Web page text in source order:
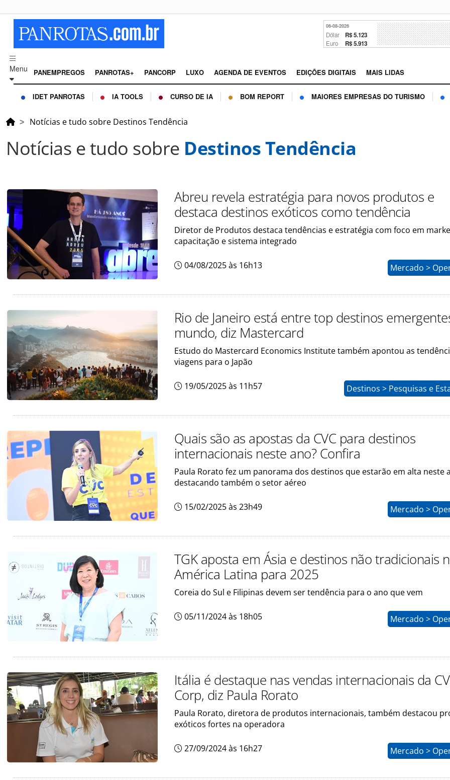
06-08-2026
Dólar R$ 5.123
Euro R$ 5.913
Menu PANEMPREGOS PANROTAS+ PANCORP LUXO AGENDA DE EVENTOS EDIÇÕES DIGITAIS MAIS LIDAS
IDET PANROTAS IA TOOLS CURSO DE IA BOM REPORT MAIORES EMPRESAS DO TURISMO
Notícias e tudo sobre Destinos Tendência
Notícias e tudo sobre Destinos Tendência
Abreu revela estratégia para novos produtos e
destaca destinos exóticos como tendência
Diretor de Produtos destaca tendências e estratégia com foco em
capacitação e sistema integrado
04/08/2025 às 16h13 Mercado >
Rio de Janeiro está entre top destinos
mundo, diz Mastercard
Estudo do Mastercard Economics Institute também apontou as
viagens para o Japão
19/05/2025 às 11h57 Destinos > Pesquisas e
Quais são as apostas da CVC para destinos
internacionais neste ano? Confira
Paula Rorato fez um panorama dos destinos que estarão em alta neste
destacando também o setor aéreo
15/02/2025 às 23h49 Mercado >
TGK aposta em Ásia e destinos não tradicionais
América Latina para 2025
Coreia do Sul e Filipinas devem ser tendência para o ano que vem
05/11/2024 às 18h05 Mercado >
Itália é destaque nas vendas internacionais da
Corp, diz Paula Rorato
Paula Rorato, diretora de produtos internacionais, também destacou
exóticos fortes na operadora
27/09/2024 às 16h27 Mercado >